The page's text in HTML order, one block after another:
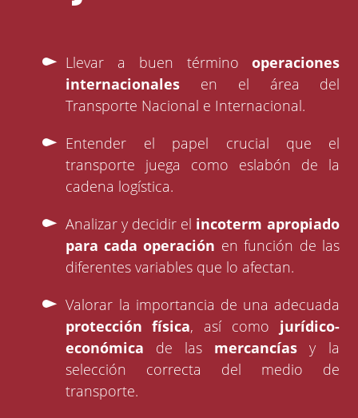
Llevar a buen términooperaciones
internacionales en el área del
Transporte Nacional e Internacional.
Entender el papel crucial que el
transporte juega como eslabón de la
cadena logística.
Analizar y decidir el incoterm apropiado
para cada operación en función de las
diferentes variables que lo afectan.
Valorar la importancia de una adecuada
protección física, así como jurídico-
económica de las mercancíasy la
selección correcta del medio de
transporte.